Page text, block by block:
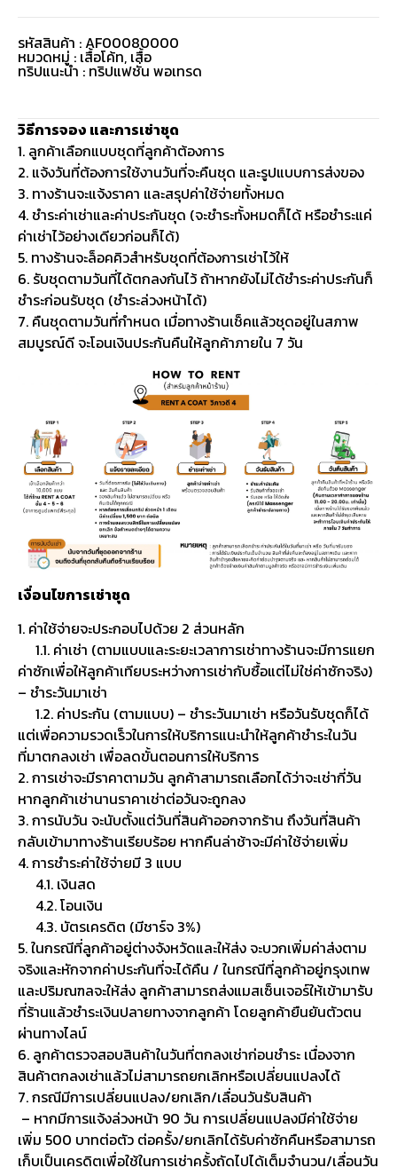
รหัสสินค้า : AF00080000
หมวดหมู่ : เสื้อโค้ท, เสื้อ
ทริปแนะนำ : ทริปแฟชั่น พอเทรด
วิธีการจอง และการเช่าชุด
1. ลูกค้าเลือกแบบชุดที่ลูกค้าต้องการ
2. แจ้งวันที่ต้องการใช้งานวันที่จะคืนชุด และรูปแบบการส่งของ
3. ทางร้านจะแจ้งราคา และสรุปค่าใช้จ่ายทั้งหมด
4. ชำระค่าเช่าและค่าประกันชุด (จะชำระทั้งหมดก็ได้ หรือชำระแค่
ค่าเช่าไว้อย่างเดียวก่อนก็ได้)
5. ทางร้านจะล็อคคิวสำหรับชุดที่ต้องการเช่าไว้ให้
6. รับชุดตามวันที่ได้ตกลงกันไว้ ถ้าหากยังไม่ได้ชำระค่าประกันก็
ชำระก่อนรับชุด (ชำระล่วงหน้าได้)
7. คืนชุดตามวันที่กำหนด เมื่อทางร้านเช็คแล้วชุดอยู่ในสภาพ
สมบูรณ์ดี จะโอนเงินประกันคืนให้ลูกค้าภายใน 7 วัน
เงื่อนไขการเช่าชุด
1. ค่าใช้จ่ายจะประกอบไปด้วย 2 ส่วนหลัก
1.1. ค่าเช่า (ตามแบบและระยะเวลาการเช่าทางร้านจะมีการแยก
ค่าซักเพื่อให้ลูกค้าเทียบระหว่างการเช่ากับซื้อแต่ไม่ใช่ค่าซักจริง)
– ชำระวันมาเช่า
1.2. ค่าประกัน (ตามแบบ) – ชำระวันมาเช่า หรือวันรับชุดก็ได้
แต่เพื่อความรวดเร็วในการให้บริการแนะนำให้ลูกค้าชำระในวัน
ที่มาตกลงเช่า เพื่อลดขั้นตอนการให้บริการ
2. การเช่าจะมีราคาตามวัน ลูกค้าสามารถเลือกได้ว่าจะเช่ากี่วัน
หากลูกค้าเช่านานราคาเช่าต่อวันจะถูกลง
3. การนับวัน จะนับตั้งแต่วันที่สินค้าออกจากร้าน ถึงวันที่สินค้า
กลับเข้ามาทางร้านเรียบร้อย หากคืนล่าช้าจะมีค่าใช้จ่ายเพิ่ม
4. การชำระค่าใช้จ่ายมี 3 แบบ
4.1. เงินสด
4.2. โอนเงิน
4.3. บัตรเครดิต (มีชาร์จ 3%)
5. ในกรณีที่ลูกค้าอยู่ต่างจังหวัดและให้ส่ง จะบวกเพิ่มค่าส่งตาม
จริงและหักจากค่าประกันที่จะได้คืน / ในกรณีที่ลูกค้าอยู่กรุงเทพ
และปริมณฑลจะให้ส่ง ลูกค้าสามารถส่งแมสเซ็นเจอร์ให้เข้ามารับ
ที่ร้านแล้วชำระเงินปลายทางจากลูกค้า โดยลูกค้ายืนยันตัวตน
ผ่านทางไลน์
6. ลูกค้าตรวจสอบสินค้าในวันที่ตกลงเช่าก่อนชำระ เนื่องจาก
สินค้าตกลงเช่าแล้วไม่สามารถยกเลิกหรือเปลี่ยนแปลงได้
7. กรณีมีการเปลี่ยนแปลง/ยกเลิก/เลื่อนวันรับสินค้า
– หากมีการแจ้งล่วงหน้า 90 วัน การเปลี่ยนแปลงมีค่าใช้จ่าย
เพิ่ม 500 บาทต่อตัว ต่อครั้ง/ยกเลิกได้รับค่าซักคืนหรือสามารถ
เก็บเป็นเครดิตเพื่อใช้ในการเช่าครั้งถัดไปได้เต็มจำนวน/เลื่อนวัน